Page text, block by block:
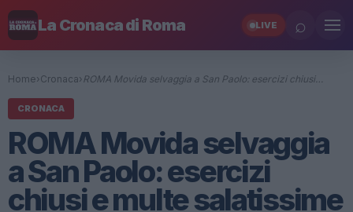
La Cronaca di Roma LIVE ⌕
Home› Cronaca› ROMA Movida selvaggia a San Paolo: esercizi chiusi…
CRONACA
ROMA Movida selvaggia
a San Paolo: esercizi
chiusi e multe salatissime